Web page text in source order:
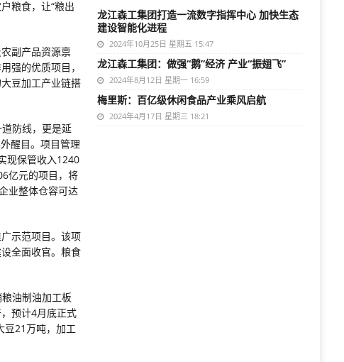
粮食，让“粮出
副产品资源禀
强的优质项目，
豆加工产业链搭
防线，更是延
醒目。项目管理
现保管收入1240
亿元的项目，将
业整体仓容可达
示范项目。该项
全面收官。粮食
油制油加工板
预计4月底正式
豆21万吨，加工
龙江森工集团打造一流数字指挥中心 加快生态
建设智能化进程
2024年10月25日 星期五 15:47
龙江森工集团：做强“鹅”经济 产业“振翅飞”
2024年8月12日 星期一 16:59
梅里斯：百亿级休闲食品产业乘风启航
2024年4月17日 星期三 18:21